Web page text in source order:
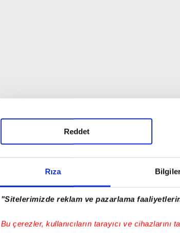
Rıza
"Sitelerimizde reklam ve pazarlama
Bu çerezler, kullanıcıların tarayıcı ve cihazlarını
Reddet